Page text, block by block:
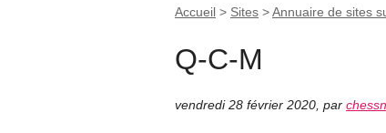
Accueil > Sites >Annuaire de sites
Q-C-M
vendredi 28 février 2020 par